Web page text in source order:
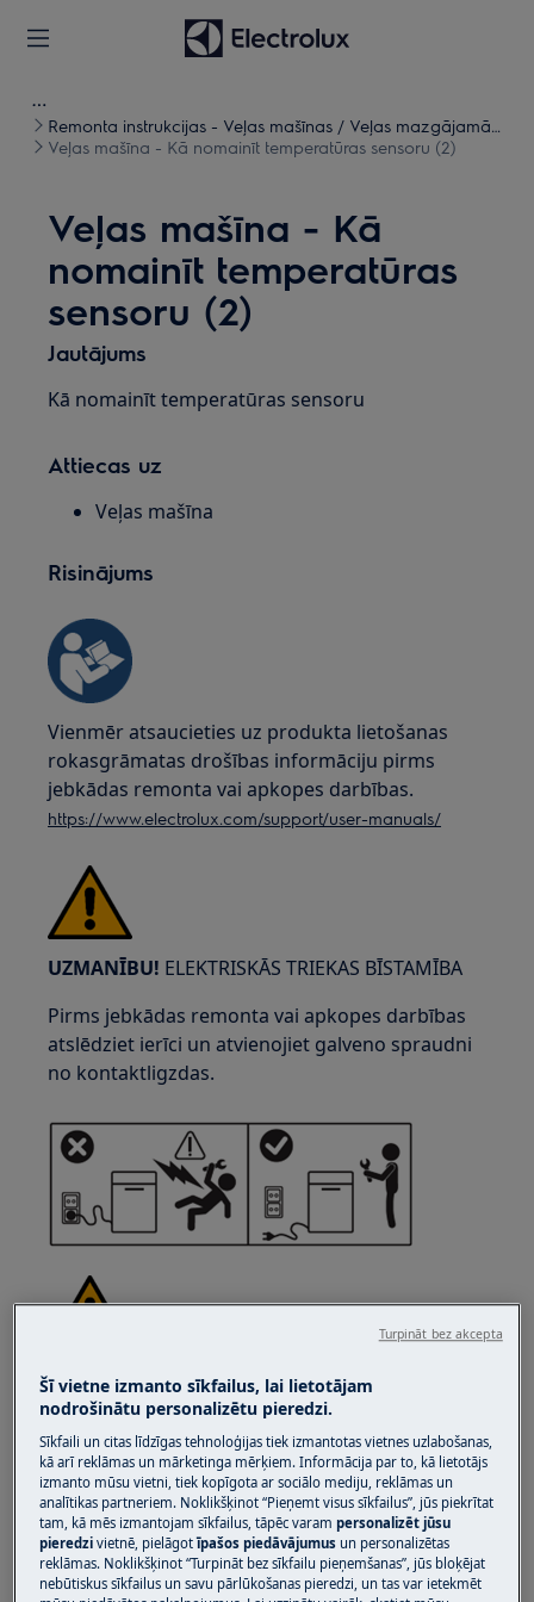
Remonta instrukcijas - Veļas mašīnas / Veļas mazgājamās
mašīnas, žāvētāji
Veļas mašīna - Kā nomainīt temperatūras sensoru (2)
Veļas mašīna - Kā
nomainīt temperatūras
sensoru (2)
Jautājums
Kā nomainīt temperatūras sensoru
Attiecas uz
Veļas mašīna
Risinājums
Vienmēr atsaucieties uz produkta lietošanas
rokasgrāmatas drošības informāciju pirms
jebkādas remonta vai apkopes darbības.
https://www.electrolux.com/support/user-manuals/
UZMANĪBU! ELEKTRISKĀS TRIEKAS BĪSTAMĪBA
Pirms jebkādas remonta vai apkopes darbības
atslēdziet ierīci un atvienojiet galveno spraudni
no kontaktligzdas.
UZMANĪBU!TRAUMU RISKS
Vienmēr esiet uzmanīgi, pārvietojot tehniku.
Smagu tehniku drošāk ir pārvietot diviem
cilvēkiem. Vienmēr lietojiet drošības cimdus un
Šī vietne izmanto sīkfailus, lai lietotājam
nodrošinātu personalizētu pieredzi.
Sīkfaili un citas līdzīgas tehnoloģijas tiek izmantotas vietnes uzlabošanas,
kā arī reklāmas un mārketinga mērķiem. Informācija par to, kā lietotājs
izmanto mūsu vietni, tiek kopīgota ar sociālo mediju, reklāmas un
analītikas partneriem. Noklikšķinot “Pieņemt visus sīkfailus”, jūs piekrītat
tam, kā mēs izmantojam sīkfailus, tāpēc varampersonalizēt jūsu
pieredzivietnē, pielāgotīpašos piedāvājumus un personalizētas
reklāmas. Noklikšķinot “Turpināt bez sīkfailu pieņemšanas”, jūs bloķējat
nebūtiskus sīkfailus un savu pārlūkošanas pieredzi, un tas var ietekmēt
Turpināt bez akcepta